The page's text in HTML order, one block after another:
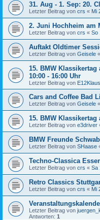
31. Aug - 1. Sep: 20.
Letzter Beitrag von crs « Mi
2. Juni Hochheim am
Letzter Beitrag von crs « So
Auftakt Oldtimer
Letzter Beitrag von Geisele «
15. BMW Klassikertag
10:00 - 16:00 Uhr
Letzter Beitrag von E12Klaus
Cars and Coffee Bad
Letzter Beitrag von Geisele «
15. BMW Klassikertag
Letzter Beitrag von e3driver
BMW Freunde
Letzter Beitrag von SHaase
Techno-Classica
Letzter Beitrag von crs « Sa
Retro Classics
Letzter Beitrag von crs « Mi
Letzter Beitrag von
Antworten: 1